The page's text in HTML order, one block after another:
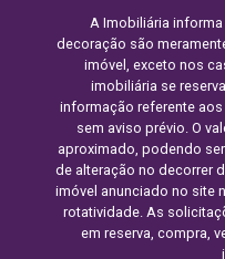
A Imobiliária
decoração são
imóvel, exceto nos
imobiliária se
informação referente
sem aviso prévio. O
aproximado, podendo
de alteração no decorrer
imóvel anunciado no site
rotatividade. As
em reserva, compra,